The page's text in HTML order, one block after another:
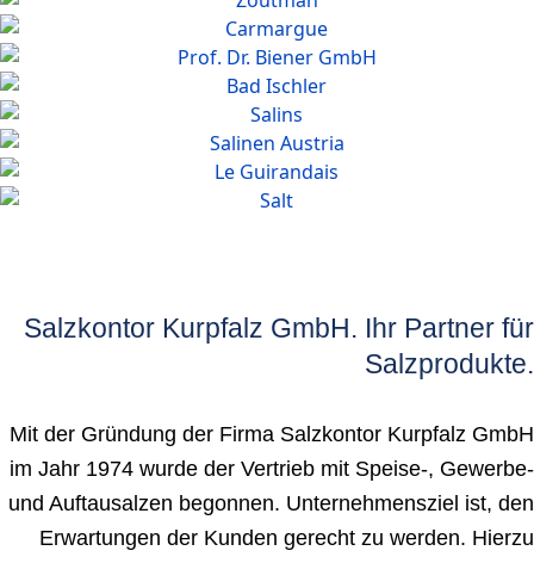
Salzkontor Kurpfalz GmbH. Ihr Partner für
Salzprodukte.
Mit der Gründung der Firma Salzkontor Kurpfalz GmbH
im Jahr 1974 wurde der Vertrieb mit Speise-, Gewerbe-
und Auftausalzen begonnen. Unternehmensziel ist, den
Erwartungen der Kunden gerecht zu werden. Hierzu